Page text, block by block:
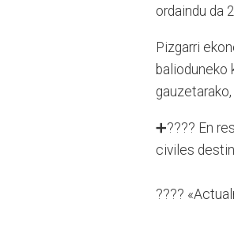
ordaindu da
Pizgarri
balioduneko
➕???? En
civiles
????